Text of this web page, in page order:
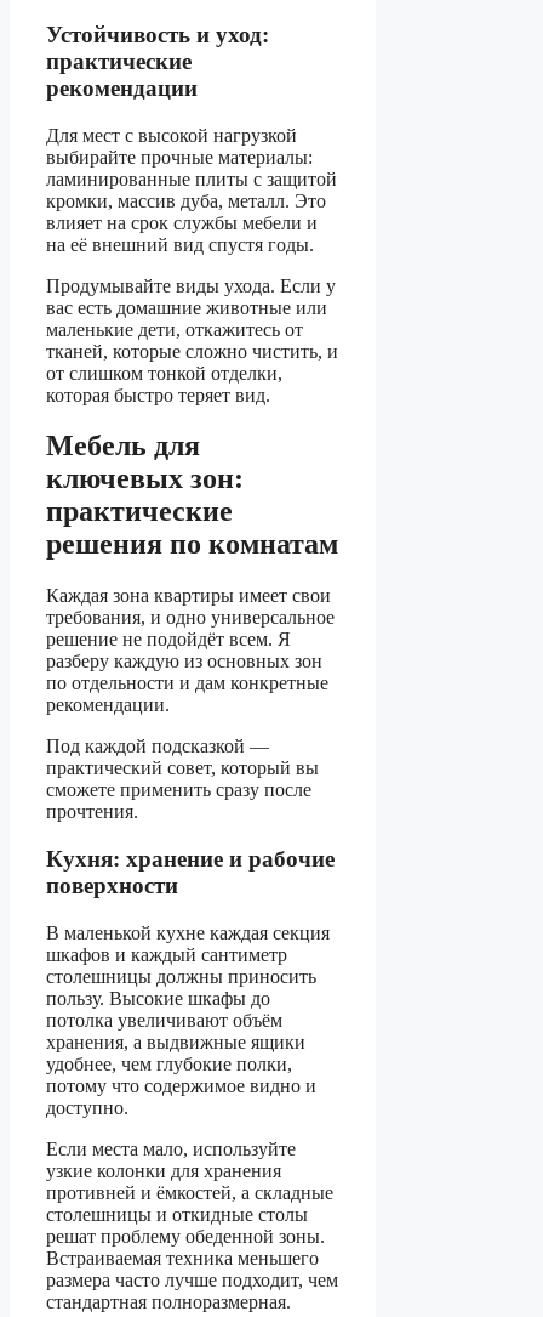
Устойчивость и уход:
практические
рекомендации
Для мест с высокой нагрузкой
выбирайте прочные материалы:
ламинированные плиты с защитой
кромки, массив дуба, металл. Это
влияет на срок службы мебели и
на её внешний вид спустя годы.
Продумывайте виды ухода. Если у
вас есть домашние животные или
маленькие дети, откажитесь от
тканей, которые сложно чистить, и
от слишком тонкой отделки,
которая быстро теряет вид.
Мебель для
ключевых зон:
практические
решения по комнатам
Каждая зона квартиры имеет свои
требования, и одно универсальное
решение не подойдёт всем. Я
разберу каждую из основных зон
по отдельности и дам конкретные
рекомендации.
Под каждой подсказкой —
практический совет, который вы
сможете применить сразу после
прочтения.
Кухня: хранение и рабочие
поверхности
В маленькой кухне каждая секция
шкафов и каждый сантиметр
столешницы должны приносить
пользу. Высокие шкафы до
потолка увеличивают объём
хранения, а выдвижные ящики
удобнее, чем глубокие полки,
потому что содержимое видно и
доступно.
Если места мало, используйте
узкие колонки для хранения
противней и ёмкостей, а складные
столешницы и откидные столы
решат проблему обеденной зоны.
Встраиваемая техника меньшего
размера часто лучше подходит, чем
стандартная полноразмерная.